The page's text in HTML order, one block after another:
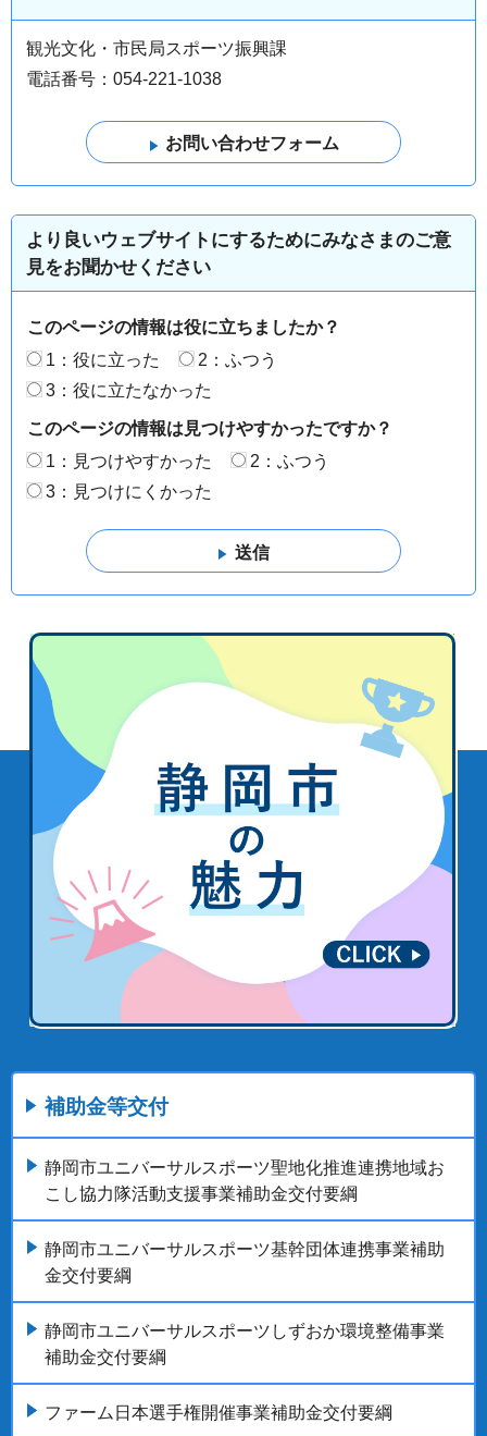
観光文化・市民局スポーツ振興課
電話番号：054-221-1038
より良いウェブサイトにするためにみなさまのご意
見をお聞かせください
このページの情報は役に立ちましたか？
1：役に立った
2：ふつう
3：役に立たなかった
このページの情報は見つけやすかったですか？
1：見つけやすかった
2：ふつう
3：見つけにくかった
補助金等交付
静岡市ユニバーサルスポーツ聖地化推進連携地域お
こし協力隊活動支援事業補助金交付要綱
静岡市ユニバーサルスポーツ基幹団体連携事業補助
金交付要綱
静岡市ユニバーサルスポーツしずおか環境整備事業
補助金交付要綱
ファーム日本選手権開催事業補助金交付要綱